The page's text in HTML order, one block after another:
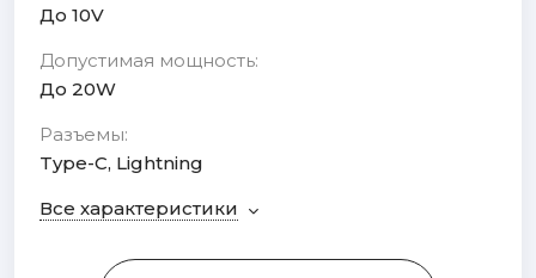
До 10V
Допустимая мощность:
До 20W
Разъемы:
Type-C, Lightning
Все характеристики